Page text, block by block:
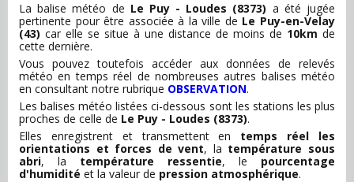
La balise météo de Le Puy - Loudes (8373) a été jugée
pertinente pour être associée à la ville de Le Puy-en-Velay
(43) car elle se situe à une distance de moins de 10km de
cette dernière.
Vous pouvez toutefois accéder aux données de relevés
météo en temps réel de nombreuses autres balises météo
en consultant notre rubrique OBSERVATION.
Les balises météo listées ci-dessous sont les stations les plus
proches de celle de Le Puy - Loudes (8373).
Elles enregistrent et transmettent en temps réel les
orientations et forces de vent, la température sous
abri, la température ressentie, le pourcentage
d'humidité et la valeur de pression atmosphérique.